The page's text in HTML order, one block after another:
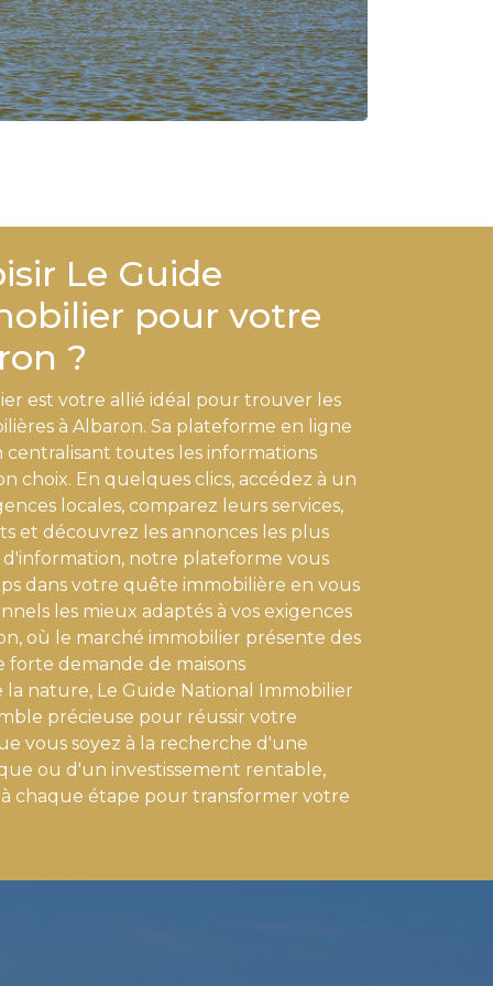
Le Guide
pour votre
?
est votre allié idéal pour trouver les
à Albaron. Sa plateforme en ligne
centralisant toutes les informations
choix. En quelques clics, accédez à un
locales, comparez leurs services,
et découvrez les annonces les plus
notre plateforme vous
dans votre quête immobilière en vous
les mieux adaptés à vos exigences
où le marché immobilier présente des
demande de maisons
nature, Le Guide National Immobilier
précieuse pour réussir votre
vous soyez à la recherche d'une
ou d'un investissement rentable,
chaque étape pour transformer votre